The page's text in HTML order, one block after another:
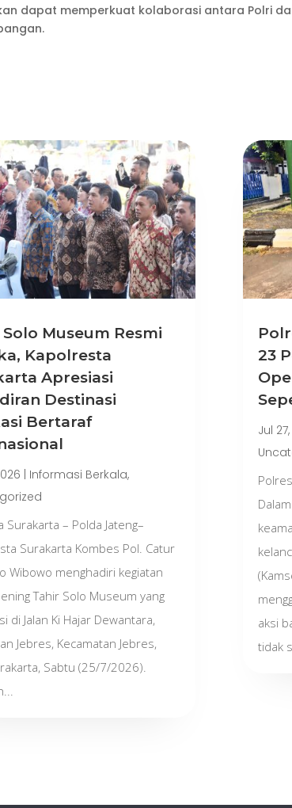
dapat memperkuat kolaborasi antara Polri
Museum Resmi
Kapolresta
Apresiasi
Destinasi
Bertaraf
| Informasi Berkala,
Surakarta – Polda Jateng–
Surakarta Kombes Pol. Catur
Wibowo menghadiri kegiatan
Tahir Solo Museum yang
di Jalan Ki Hajar Dewantara,
Jebres, Kecamatan Jebres,
Sabtu (25/7/2026).
23
Jul
aksi
tidak